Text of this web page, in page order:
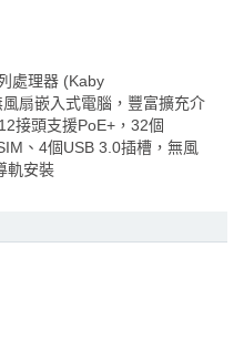
處理器 (Kaby
扇嵌入式電腦，豐富擴充介
接頭支援PoE+，32個
、4個USB 3.0插槽，無風
軌安裝